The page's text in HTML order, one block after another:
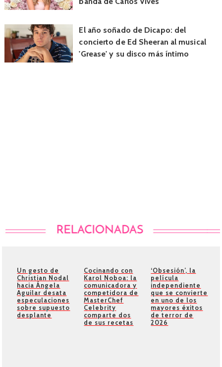
El año soñado de Dicapo: del
concierto de Ed Sheeran al musical
'Grease' y su disco más íntimo
Un gesto de
Christian Nodal
hacia Ángela
Aguilar desata
especulaciones
sobre supuesto
desplante
Cocinando con
Karol Noboa: la
comunicadora y
competidora de
MasterChef
Celebrity
comparte dos
de sus recetas
‘Obsesión’, la
película
independiente
que se convierte
en uno de los
mayores éxitos
de terror de
2026